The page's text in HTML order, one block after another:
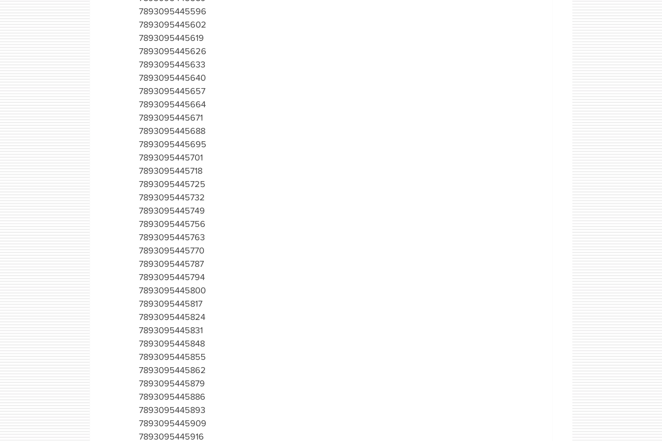
7893095445596
7893095445602
7893095445619
7893095445626
7893095445633
7893095445640
7893095445657
7893095445664
7893095445671
7893095445688
7893095445695
7893095445701
7893095445718
7893095445725
7893095445732
7893095445749
7893095445756
7893095445763
7893095445770
7893095445787
7893095445794
7893095445800
7893095445817
7893095445824
7893095445831
7893095445848
7893095445855
7893095445862
7893095445879
7893095445886
7893095445893
7893095445909
7893095445916